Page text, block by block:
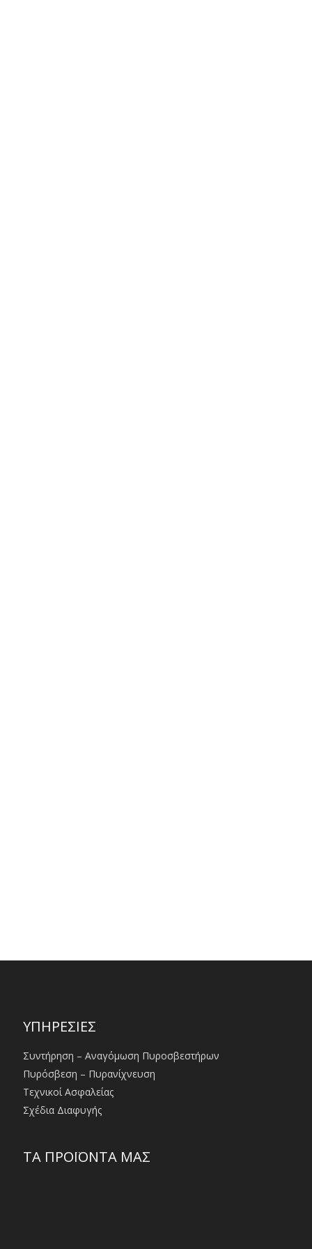
ΥΠΗΡΕΣΙΕΣ
Συντήρηση – Αναγόμωση Πυροσβεστήρων
Πυρόσβεση – Πυρανίχνευση
Τεχνικοί Ασφαλείας
Σχέδια Διαφυγής
ΤΑ ΠΡΟΪΟΝΤΑ ΜΑΣ